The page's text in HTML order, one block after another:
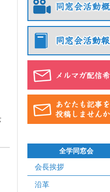
全学同窓会
会長挨拶
沿革